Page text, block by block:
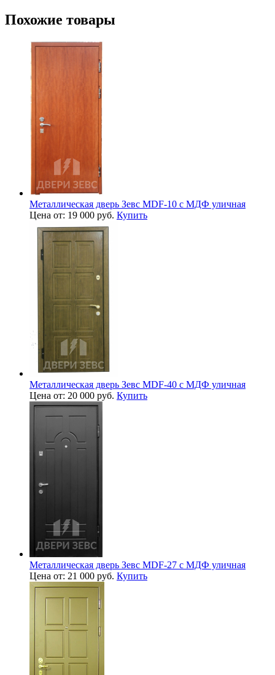
Похожие товары
Металлическая дверь Зевс MDF-10 с МДФ уличная
Цена от: 19 000 руб. Купить
Металлическая дверь Зевс MDF-40 с МДФ уличная
Цена от: 20 000 руб. Купить
Металлическая дверь Зевс MDF-27 с МДФ уличная
Цена от: 21 000 руб. Купить